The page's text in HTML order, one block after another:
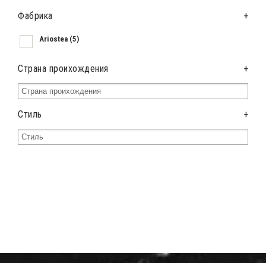
Фабрика +
Ariostea (5)
Страна проихождения +
Стиль +